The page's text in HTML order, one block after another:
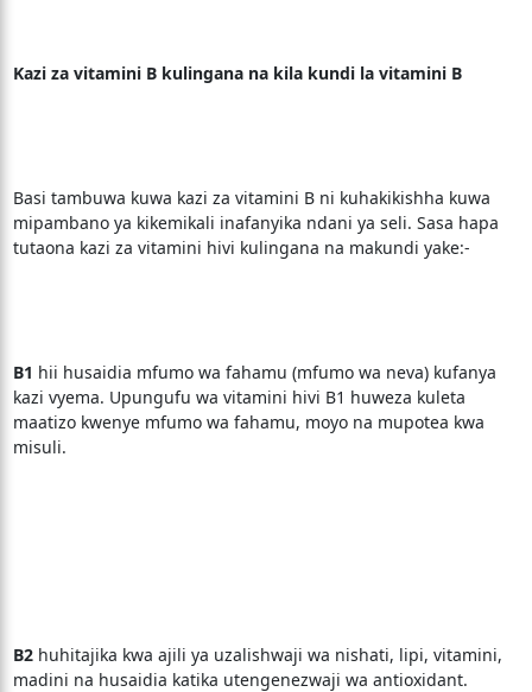
Kazi za vitamini B kulingana na kila kundi la vitamini B
Basi tambuwa kuwa kazi za vitamini B ni kuhakikishha kuwa
mipambano ya kikemikali inafanyika ndani ya seli. Sasa hapa
tutaona kazi za vitamini hivi kulingana na makundi yake:-
B1 hii husaidia mfumo wa fahamu (mfumo wa neva) kufanya
kazi vyema. Upungufu wa vitamini hivi B1 huweza kuleta
maatizo kwenye mfumo wa fahamu, moyo na mupotea kwa
misuli.
B2huhitajika kwa ajili ya uzalishwaji wa nishati, lipi, vitamini,
madini na husaidia katika utengenezwaji wa antioxidant.